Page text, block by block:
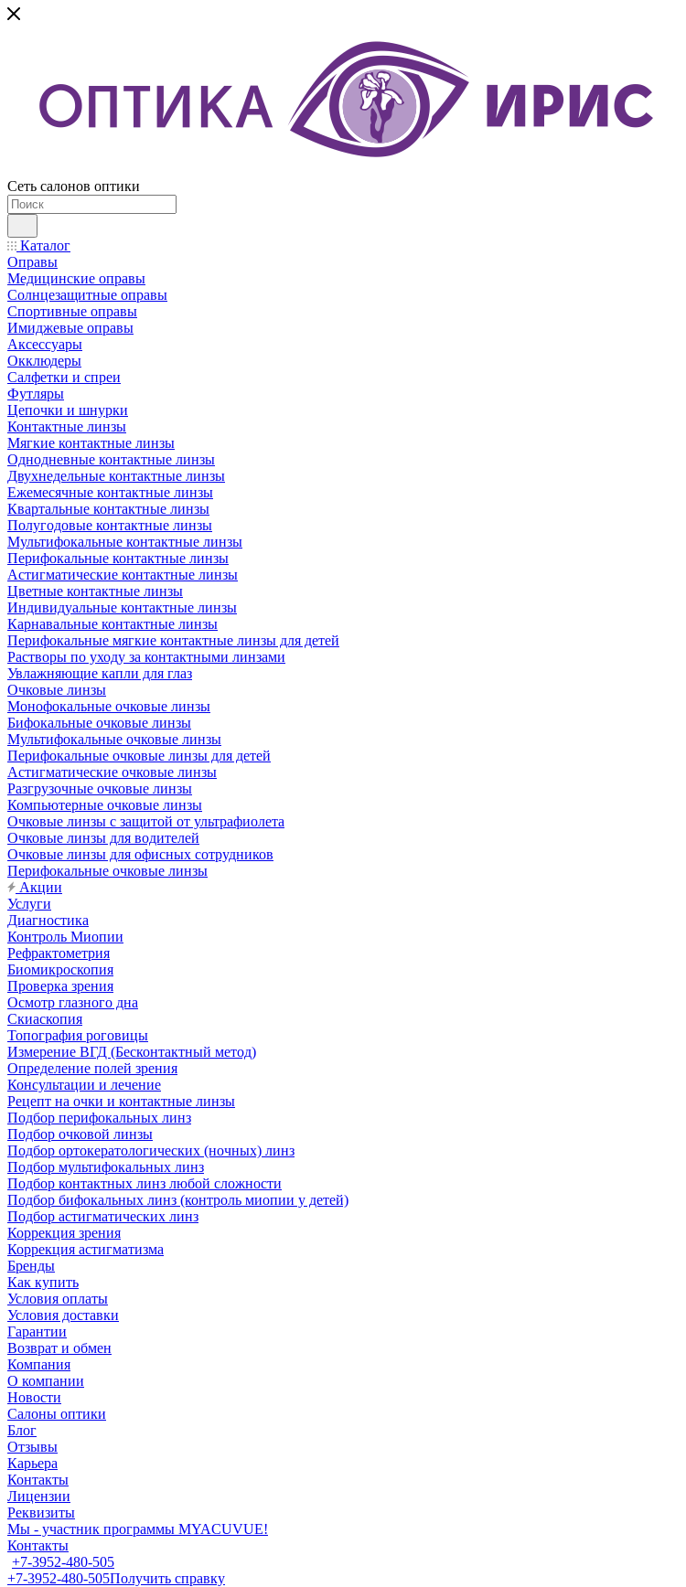
Сеть салонов оптики
Каталог
Оправы
Медицинские оправы
Солнцезащитные оправы
Спортивные оправы
Имиджевые оправы
Аксессуары
Окклюдеры
Салфетки и спреи
Футляры
Цепочки и шнурки
Контактные линзы
Мягкие контактные линзы
Однодневные контактные линзы
Двухнедельные контактные линзы
Ежемесячные контактные линзы
Квартальные контактные линзы
Полугодовые контактные линзы
Мультифокальные контактные линзы
Перифокальные контактные линзы
Астигматические контактные линзы
Цветные контактные линзы
Индивидуальные контактные линзы
Карнавальные контактные линзы
Перифокальные мягкие контактные линзы для детей
Растворы по уходу за контактными линзами
Увлажняющие капли для глаз
Очковые линзы
Монофокальные очковые линзы
Бифокальные очковые линзы
Мультифокальные очковые линзы
Перифокальные очковые линзы для детей
Астигматические очковые линзы
Разгрузочные очковые линзы
Компьютерные очковые линзы
Очковые линзы с защитой от ультрафиолета
Очковые линзы для водителей
Очковые линзы для офисных сотрудников
Перифокальные очковые линзы
Акции
Услуги
Диагностика
Контроль Миопии
Рефрактометрия
Биомикроскопия
Проверка зрения
Осмотр глазного дна
Скиаскопия
Топография роговицы
Измерение ВГД (Бесконтактный метод)
Определение полей зрения
Консультации и лечение
Рецепт на очки и контактные линзы
Подбор перифокальных линз
Подбор очковой линзы
Подбор ортокератологических (ночных) линз
Подбор мультифокальных линз
Подбор контактных линз любой сложности
Подбор бифокальных линз (контроль миопии у детей)
Подбор астигматических линз
Коррекция зрения
Коррекция астигматизма
Бренды
Как купить
Условия оплаты
Условия доставки
Гарантии
Возврат и обмен
Компания
О компании
Новости
Салоны оптики
Блог
Отзывы
Карьера
Контакты
Лицензии
Реквизиты
Мы - участник программы MYACUVUE!
Контакты
+7-3952-480-505
+7-3952-480-505Получить справку